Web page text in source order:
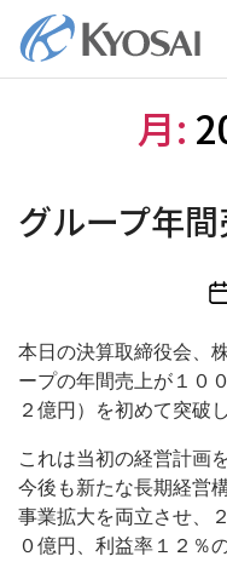
テ
月:
グループ年
投
日
本日の決算取締役会、
ープの年間売上が１０
２億円）を初めて突破
これは当初の経営計画
今後も新たな長期経営
事業拡大を両立させ、
０億円、利益率１２％